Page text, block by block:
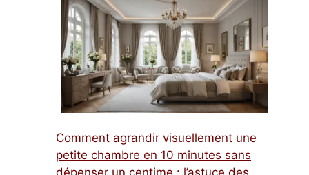
Comment agrandir visuellement une
petite chambre en 10 minutes sans